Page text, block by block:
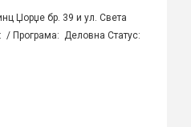
Џорџе бр. 39 и ул. Света
Програма: Деловна Статус: